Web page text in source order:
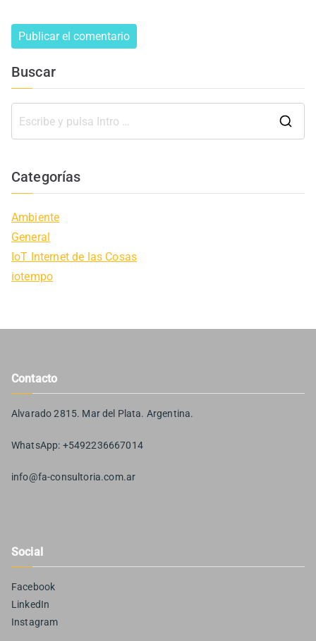
Buscar
Categorías
Ambiente
General
IoT Internet de las Cosas
iotempo
Contacto
Alvarado 2815. Mar del Plata. Argentina.
WhatsApp: +5492236667014
info@fa-consultoria.com.ar
Social
Facebook
LinkedIn
Instagram